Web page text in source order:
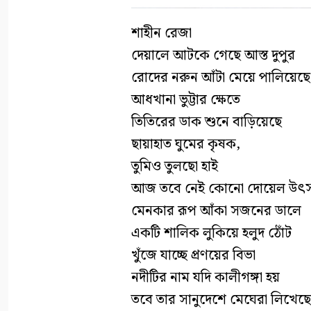
শাহীন রেজা
দেয়ালে আটকে গেছে আস্ত দুপুর
রোদের নরুন আঁটা মেয়ে পালিয়েছে
আধখানা ভুট্টার ক্ষেতে
তিতিরের ডাক শুনে বাড়িয়েছে
ছায়াহাত ঘুমের কৃষক,
তুমিও তুলছো হাই
আজ তবে নেই কোনো দোয়েল
মেনকার রূপ আঁকা সজনের ডালে
একটি শালিক লুকিয়ে হলুদ ঠোঁট
খুঁজে যাচ্ছে প্রণয়ের বিভা
নদীটির নাম যদি কালীগঙ্গা হয়
তবে তার সানুদেশে মেঘেরা